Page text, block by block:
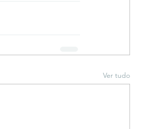
Ver tudo